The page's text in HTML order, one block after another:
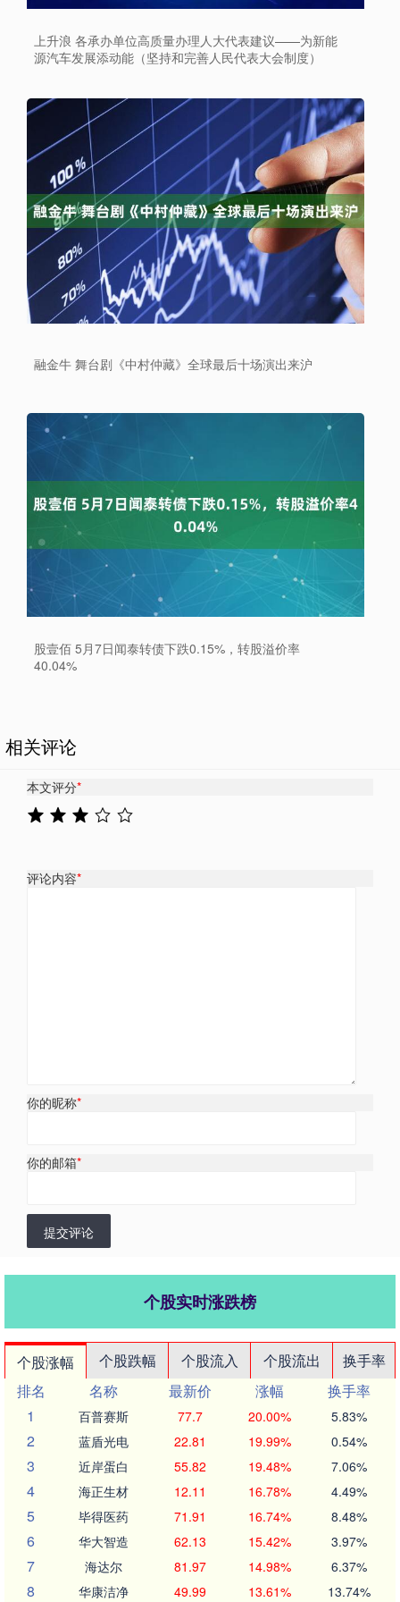
上升浪 各承办单位高质量办理人大代表建议——为新能
源汽车发展添动能（坚持和完善人民代表大会制度）
融金牛 舞台剧《中村仲藏》全球最后十场演出来沪
股壹佰 5月7日闻泰转债下跌0.15%，转股溢价率
40.04%
相关评论
本文评分*
评论内容*
你的昵称*
你的邮箱*
提交评论
个股实时涨跌榜
个股涨幅 个股跌幅 个股流入 个股流出
换手率
排名
名称 最新价 涨幅
换手率
1
百普赛斯 77.7 20.00% 5.83%
2 蓝盾光电 22.81 19.99% 0.54%
3 近岸蛋白 55.82 19.48% 7.06%
4 海正生材 12.11 16.78% 4.49%
5 毕得医药 71.91 16.74% 8.48%
6 华大智造 62.13 15.42% 3.97%
7 海达尔 81.97 14.98% 6.37%
8 华康洁净 49.99 13.61% 13.74%